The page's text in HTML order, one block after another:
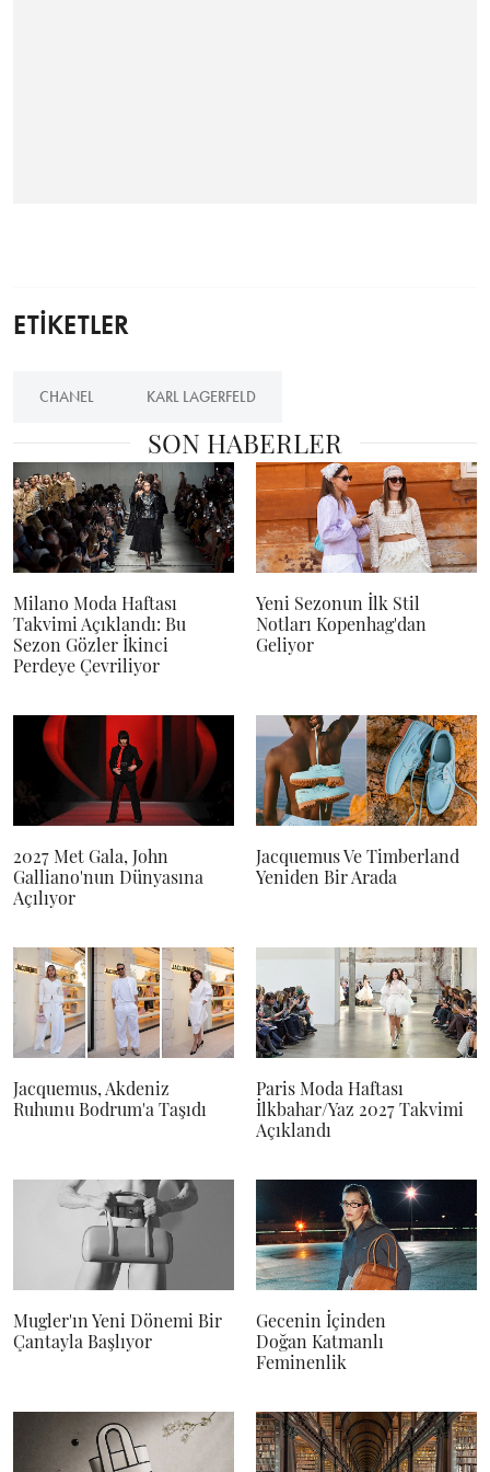
ETİKETLER
CHANEL KARL LAGERFELD
SON HABERLER
Milano Moda Haftası
Takvimi Açıklandı: Bu
Sezon Gözler İkinci
Perdeye Çevriliyor
Yeni Sezonun İlk Stil
Notları Kopenhag'dan
Geliyor
2027 Met Gala, John
Galliano'nun Dünyasına
Açılıyor
Jacquemus Ve Timberland
Yeniden Bir Arada
Jacquemus, Akdeniz
Ruhunu Bodrum'a Taşıdı
Paris Moda Haftası
İlkbahar/Yaz 2027 Takvimi
Açıklandı
Mugler'ın Yeni Dönemi Bir
Çantayla Başlıyor
Gecenin İçinden
Doğan Katmanlı
Feminenlik